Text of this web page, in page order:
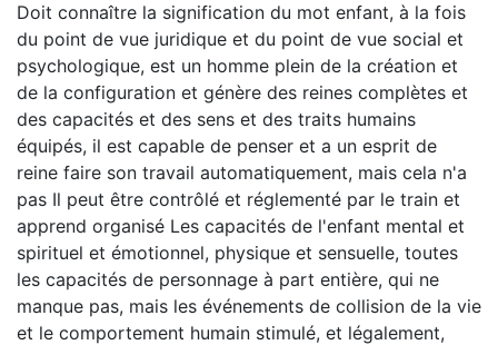
Doit connaître la signification du mot enfant, à la fois
du point de vue juridique et du point de vue social et
psychologique, est un homme plein de la création et
de la configuration et génère des reines complètes et
des capacités et des sens et des traits humains
équipés, il est capable de penser et a un esprit de
reine faire son travail automatiquement, mais cela n'a
pas Il peut être contrôlé et réglementé par le train et
apprend organisé Les capacités de l'enfant mental et
spirituel et émotionnel, physique et sensuelle, toutes
les capacités de personnage à part entière, qui ne
manque pas, mais les événements de collision de la vie
et le comportement humain stimulé, et légalement,